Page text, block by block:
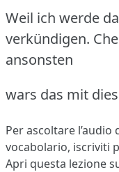
Weil ich werde
verkündigen.
ansonsten
wars das mit
Per ascoltare
vocabolario, iscriviti
Apri questa lezione